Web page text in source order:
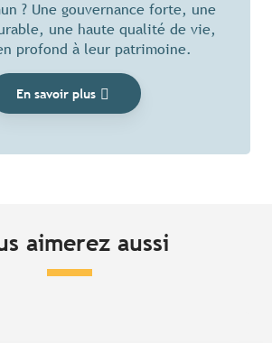
? Une gouvernance forte, une
une haute qualité de vie,
profond à leur patrimoine.
En savoir plus
aimerez aussi